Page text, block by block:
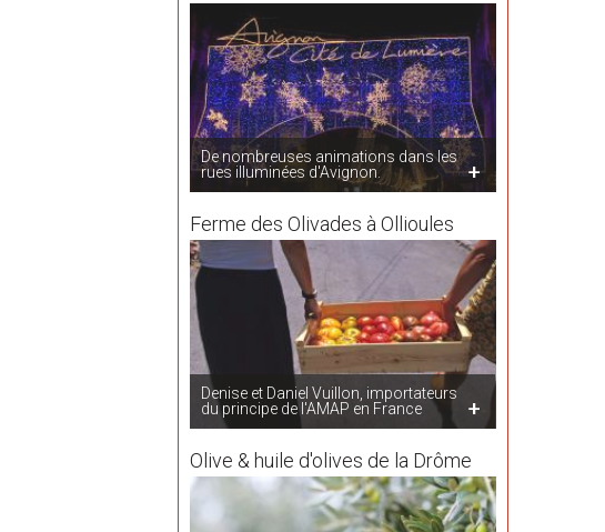
De nombreuses animations dans les
rues illuminées d'Avignon.
Ferme des Olivades à Ollioules
Denise et Daniel Vuillon, importateurs
du principe de l'AMAP en France
Olive & huile d'olives de la Drôme